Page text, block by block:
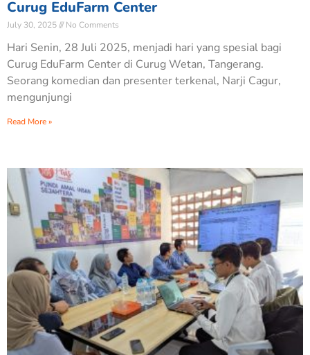
Curug EduFarm Center
July 30, 2025 No Comments
Hari Senin, 28 Juli 2025, menjadi hari yang spesial bagi
Curug EduFarm Center di Curug Wetan, Tangerang.
Seorang komedian dan presenter terkenal, Narji Cagur,
mengunjungi
Read More »